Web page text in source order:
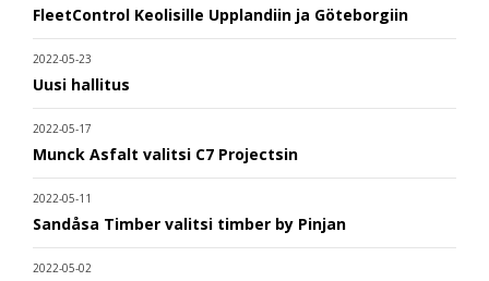
FleetControl Keolisille Upplandiin ja Göteborgiin
2022-05-23
Uusi hallitus
2022-05-17
Munck Asfalt valitsi C7 Projectsin
2022-05-11
Sandåsa Timber valitsi timber by Pinjan
2022-05-02